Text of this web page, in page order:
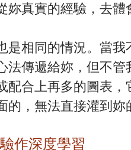
妳真實的經驗，去體
是相同的情況。當
法傳遞給妳，但不
配合上再多的圖表
的，無法直接灌到妳
作深度學習